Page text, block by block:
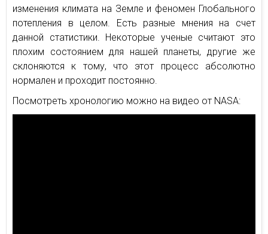
изменения климата на Земле и феномен Глобального
потепления в целом. Есть разные мнения на счет
данной статистики. Некоторые ученые считают это
плохим состоянием для нашей планеты, другие же
склоняются к тому, что этот процесс абсолютно
нормален и проходит постоянно.
Посмотреть хронологию можно на видео от NASA: